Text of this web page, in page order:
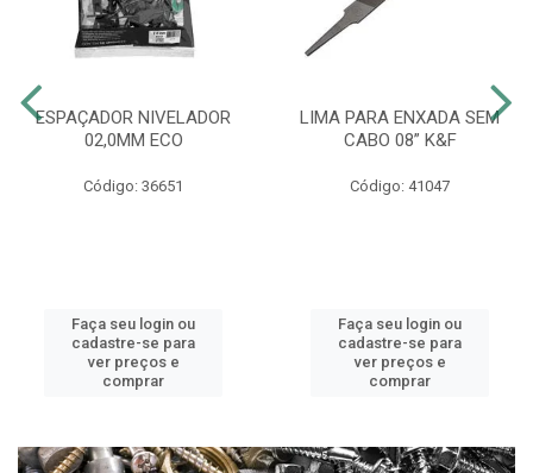
ESPAÇADOR NIVELADOR
02,0MM ECO
Código: 36651
Faça seu login ou
cadastre-se para
ver preços e
comprar
LIMA PARA ENXADA SEM
CABO 08” K&F
Código: 41047
Faça seu login ou
cadastre-se para
ver preços e
comprar